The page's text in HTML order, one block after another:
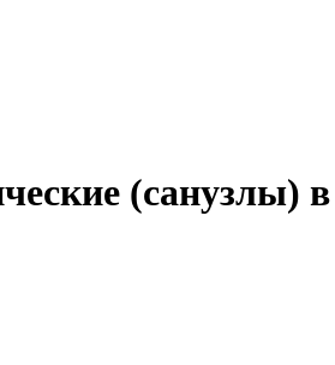
(санузлы)